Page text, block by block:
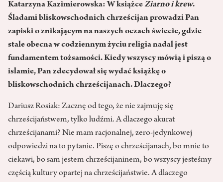
Katarzyna Kazimierowska: W książceZiarno i krew.
Śladami bliskowschodnich chrześcijan prowadzi Pan
zapiski o znikającym na naszych oczach świecie, gdzie
stale obecna w codziennym życiu religia nadal jest
fundamentem tożsamości. Kiedy wszyscy mówią i piszą o
islamie, Pan zdecydował się wydać książkę o
bliskowschodnich chrześcijanach. Dlaczego?
Dariusz Rosiak: Zacznę od tego, że nie zajmuję się
chrześcijaństwem, tylko ludźmi. A dlaczego akurat
chrześcijanami? Nie mam racjonalnej, zero-jedynkowej
odpowiedzi na to pytanie. Piszę o chrześcijanach, bo mnie to
ciekawi, bo sam jestem chrześcijaninem, bo wszyscy jesteśmy
częścią kultury opartej na chrześcijaństwie. A dlaczego